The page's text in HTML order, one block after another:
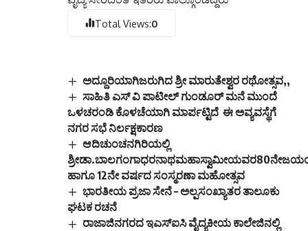
Total Views:0
ಅದ್ದೂರಿಯಾಗಿಜರುಗಿದ ಶ್ರೀ ಮಾರುತೇಶ್ವರ ರಥೋತ್ಸವ,,
ಸಾಹಿತಿ ಎಸ್ ವಿ ಪಾಟೀಲ್ ಗುಂಡೂರ್ ಮನೆ ಮುಂದೆ
ಒಳಚರಂಡಿ ಕೊಳಚೆಯಾಗಿ ಮಾರ್ಪಟ್ಟಿದೆ ಈ ಅವ್ಯವಸ್ಥೆಗೆ
ನಗರ ಸಭೆ ನಿರ್ಲಕ್ಷಕಾರಣ
ಆದಿಚುಂಚನಗಿರಿಯಲ್ಲಿ
ಹಾಗೂ 12ನೇ ವರ್ಷದ ಸಂಸ್ಮರಣಾ ಮಹೋತ್ಸವ
ಭಾರತೀಯ ಪ್ರಜಾ ಸೇನೆ – ಅಲ್ಪಸಂಖ್ಯಾತರ ತಾಲೂಕು
ಘಟಕ ರಚನೆ
ರಾಜಾಜಿನಗರದ ಇಎಸ್‌ಐಸಿ ವೈದ್ಯಕೀಯ ಕಾಲೇಜಿನಲ್ಲಿ